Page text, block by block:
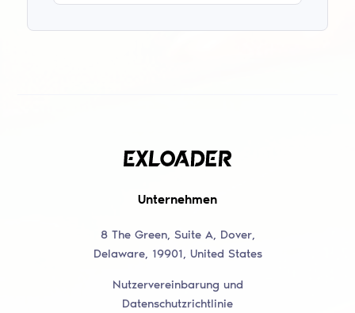
Unternehmen
8 The Green, Suite A, Dover,
Delaware, 19901, United States
Nutzervereinbarung und
Datenschutzrichtlinie